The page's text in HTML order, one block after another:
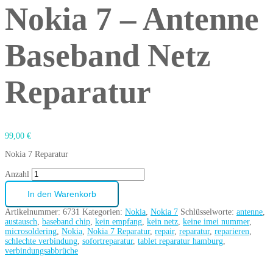
Nokia 7 – Antenne
Baseband Netz
Reparatur
99,00 €
Nokia 7 Reparatur
Anzahl
In den Warenkorb
Artikelnummer: 6731 Kategorien: Nokia, Nokia 7 Schlüsselworte: antenne,
austausch, baseband chip, kein empfang, kein netz, keine imei nummer,
microsoldering, Nokia, Nokia 7 Reparatur, repair, reparatur, reparieren,
schlechte verbindung, sofortreparatur, tablet reparatur hamburg,
verbindungsabbrüche